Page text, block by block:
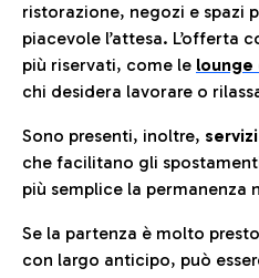
ristorazione, negozi e spazi
piacevole l’attesa. L’offerta
più riservati, come le lounge
chi desidera lavorare o
Sono presenti, inoltre,
che facilitano gli
più semplice la permanenza
Se la partenza è molto
con largo anticipo, può